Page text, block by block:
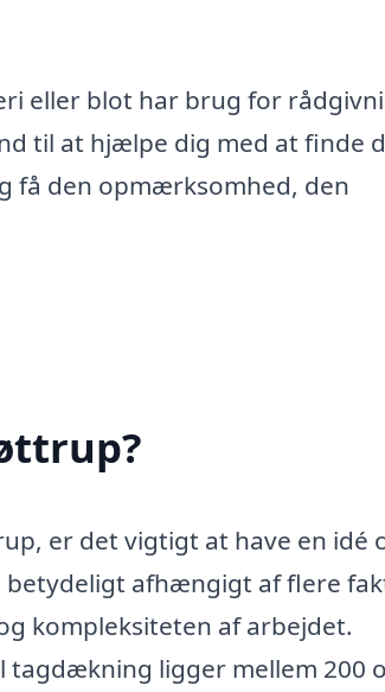
eller blot har brug for
til at hjælpe dig med at finde
få den opmærksomhed, den
er det vigtigt at have en idé
afhængigt af flere
kompleksiteten af arbejdet.
ligger mellem 200